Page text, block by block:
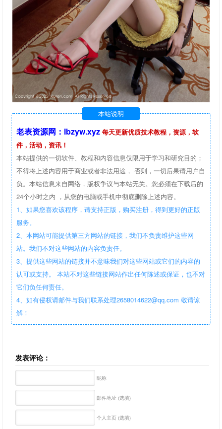
本站说明
老表资源网：lbzyw.xyz 每天更新优质技术教程，资源，软
件，活动，资讯！
本站提供的一切软件、教程和内容信息仅限用于学习和研究目的；
不得将上述内容用于商业或者非法用途， 否则，一切后果请用户自
负。本站信息来自网络，版权争议与本站无关。您必须在下载后的
24个小时之内 ，从您的电脑或手机中彻底删除上述内容。
1、如果您喜欢该程序，请支持正版，购买注册，得到更好的正版
服务。
2、本网站可能提供第三方网站的链接，我们不负责维护这些网
站。我们不对这些网站的内容负责任。
3、提供这些网站的链接并不意味我们对这些网站或它们的内容的
认可或支持。 本站不对这些链接网站作出任何陈述或保证，也不对
它们负任何责任。
4、如有侵权请邮件与我们联系处理2658014622@qq.com 敬请谅
解！
发表评论：
昵称
邮件地址 (选填)
个人主页 (选填)